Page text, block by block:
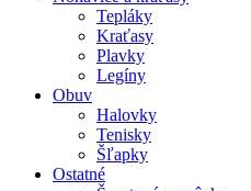
Tepláky
Kraťasy
Plavky
Legíny
Obuv
Halovky
Tenisky
Šľapky
Ostatné